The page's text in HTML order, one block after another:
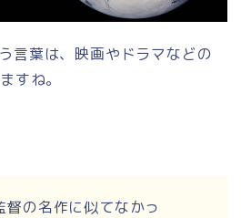
言葉は、映画やドラマなどの
すね。
督の名作に似てなかっ